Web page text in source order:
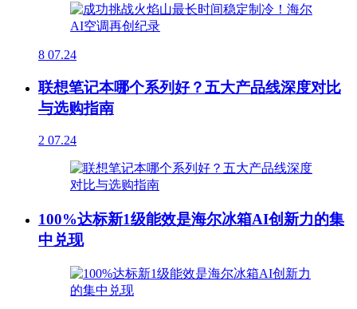
8 07.24
联想笔记本哪个系列好？五大产品线深度对比
与选购指南
2 07.24
100%达标新1级能效是海尔冰箱AI创新力的集
中兑现